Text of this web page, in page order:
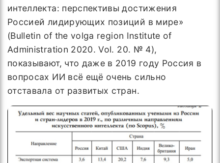
интеллекта: перспективы достижения
Россией лидирующих позиций в мире»
(Bulletin of the volga region Institute of
Administration 2020. Vol. 20. № 4),
показывают, что даже в 2019 году Россия в
вопросах ИИ всё ещё очень сильно
отставала от развитых стран.